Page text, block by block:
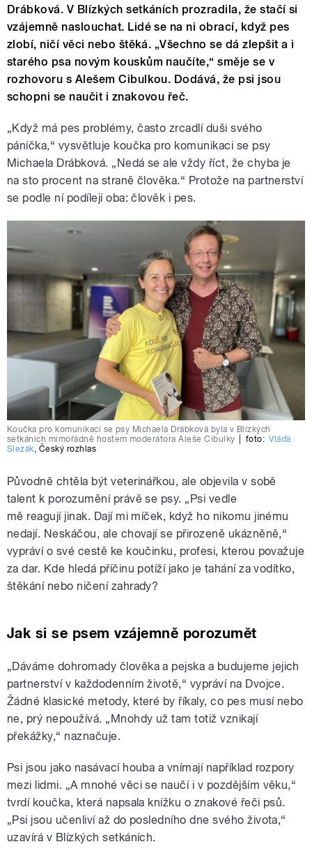
Drábková. V Blízkých setkáních prozradila, že stačí si
vzájemně naslouchat. Lidé se na ni obrací, když pes
zlobí, ničí věci nebo štěká. „Všechno se dá zlepšit a i
starého psa novým kouskům naučíte,“ směje se v
rozhovoru s Alešem Cibulkou. Dodává, že psi jsou
schopni se naučit i znakovou řeč.
„Když má pes problémy, často zrcadlí duši svého
páníčka,“ vysvětluje koučka pro komunikaci se psy
Michaela Drábková. „Nedá se ale vždy říct, že chyba je
na sto procent na straně člověka.“ Protože na partnerství
se podle ní podílejí oba: člověk i pes.
Koučka pro komunikaci se psy Michaela Drábková byla v Blízkých
setkáních mimořádně hostem moderátora Aleše Cibulky
foto: Vláďa
Slezák Český rozhlas
Původně chtěla být veterinářkou, ale objevila v sobě
talent k porozumění právě se psy. „Psi vedle
mě reagují jinak. Dají mi míček, když ho nikomu jinému
nedají. Neskáčou, ale chovají se přirozeně ukázněně,“
vypráví o své cestě ke koučinku, profesi, kterou považuje
za dar. Kde hledá příčinu potíží jako je tahání za vodítko,
štěkání nebo ničení zahrady?
Jak si se psem vzájemně porozumět
„Dáváme dohromady člověka a pejska a budujeme jejich
partnerství v každodenním životě,“ vypráví na Dvojce.
Žádné klasické metody, které by říkaly, co pes musí nebo
ne, prý nepoužívá. „Mnohdy už tam totiž vznikají
překážky,“ naznačuje.
Psi jsou jako nasávací houba a vnímají například rozpory
mezi lidmi. „A mnohé věci se naučí i v pozdějším věku,“
tvrdí koučka, která napsala knížku o znakové řeči psů.
„Psi jsou učenliví až do posledního dne svého života,“
uzavírá v Blízkých setkáních.